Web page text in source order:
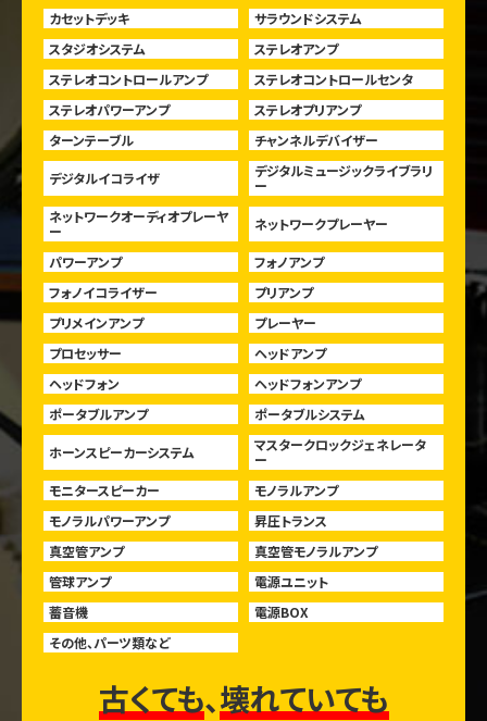
カセットデッキ
サラウンドシステム
スタジオシステム
ステレオアンプ
ステレオコントロールアンプ
ステレオコントロールセンタ
ステレオパワーアンプ
ステレオプリアンプ
ターンテーブル
チャンネルデバイザー
デジタルイコライザ
デジタルミュージックライブラリ
ー
ネットワークオーディオプレーヤ
ー
ネットワークプレーヤー
パワーアンプ
フォノアンプ
フォノイコライザー
プリアンプ
プリメインアンプ
プレーヤー
プロセッサー
ヘッドアンプ
ヘッドフォン
ヘッドフォンアンプ
ポータブルアンプ
ポータブルシステム
ホーンスピーカーシステム
マスタークロックジェネレータ
ー
モニタースピーカー
モノラルアンプ
モノラルパワーアンプ
昇圧トランス
真空管アンプ
真空管モノラルアンプ
管球アンプ
電源ユニット
蓄音機
電源BOX
その他、パーツ類など
古くても、壊れていても